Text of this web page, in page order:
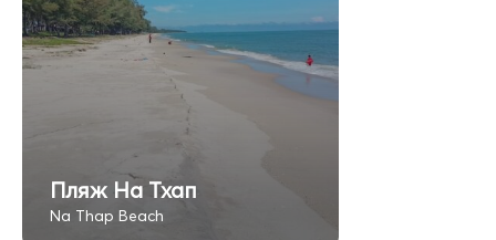
Пляж На Тхап
Na Thap Beach